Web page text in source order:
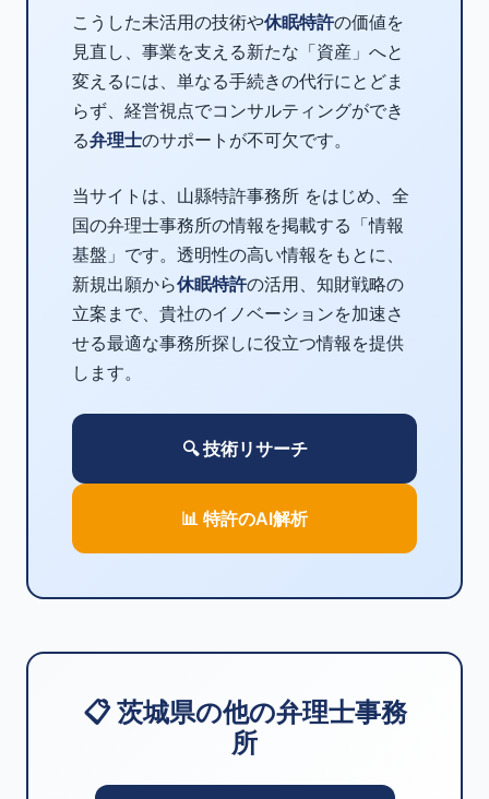
こうした未活用の技術や休眠特許の価値を
見直し、事業を支える新たな「資産」へと
変えるには、単なる手続きの代行にとどま
らず、経営視点でコンサルティングができ
る弁理士のサポートが不可欠です。
当サイトは、山縣特許事務所 をはじめ、全
国の弁理士事務所の情報を掲載する「情報
基盤」です。透明性の高い情報をもとに、
新規出願から休眠特許の活用、知財戦略の
立案まで、貴社のイノベーションを加速さ
せる最適な事務所探しに役立つ情報を提供
します。
🔍 技術リサーチ
📊 特許のAI解析
📋 茨城県の他の弁理士事務
所